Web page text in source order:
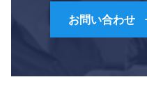
お問い合わせ